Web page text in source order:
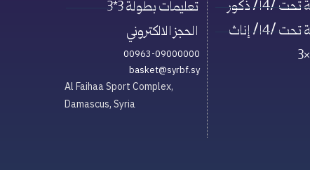
/١4/ ذكور
/١4/ إناث
تعليمات بطولة 3*3
الحجز الالكتروني
00963-09000000
basket@syrbf.sy
Al Faihaa Sport Complex,
Damascus, Syria